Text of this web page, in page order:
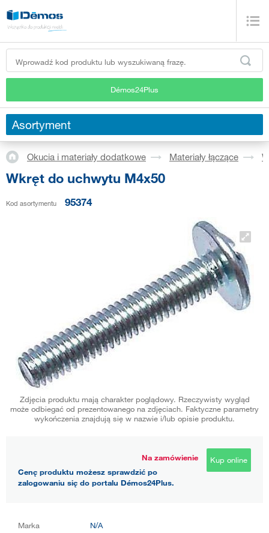
Démos24Plus
Asortyment
Okucia i materiały dodatkowe Materiały łączące
Wkręt do uchwytu M4x50
Kod asortymentu 95374
Zdjęcia produktu mają charakter poglądowy. Rzeczywisty wygląd
może odbiegać od prezentowanego na zdjęciach. Faktyczne parametry
wykończenia znajdują się w nazwie i/lub opisie produktu.
Na zamówienie
Cenę produktu możesz sprawdzić po
zalogowaniu się do portalu Démos24Plus.
Kup online
Marka
N/A